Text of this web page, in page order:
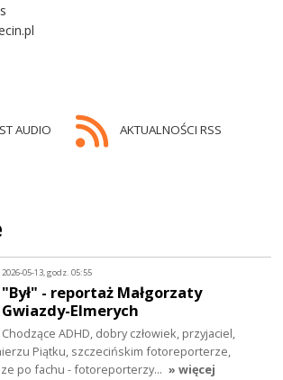
AUDIO AKTUALNOŚCI RSS
2026-05-13, godz. 05:55
"Był" - reportaż Małgorzaty
Gwiazdy-Elmerych
Chodzące ADHD, dobry człowiek, przyjaciel,
Piątku, szczecińskim fotoreporterze,
po fachu - fotoreporterzy… » więcej